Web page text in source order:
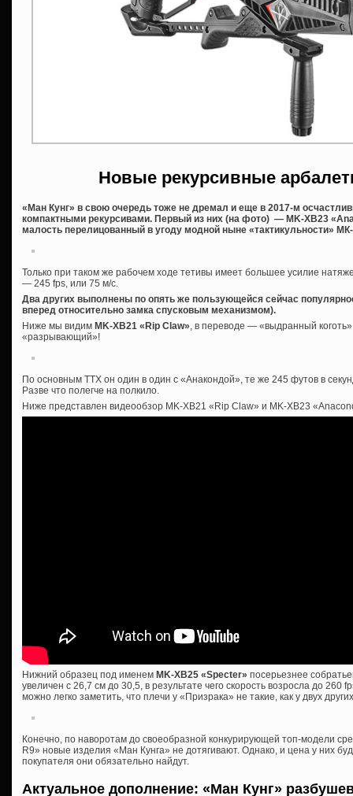
Новые рекурсивные
«Ман Кунг» в свою очередь тоже не дремал и еще в 2017-м
компактными рекурсивами. Первый из них (на фото) — MK-XB23
малость перелицованный в угоду модной ныне «тактикульности»
Только при таком же рабочем ходе тетивы имеет большее усилие
— 245 fps, или 75 м/с.
Два других выполнены по опять же пользующейся сейчас
вперед относительно замка спусковым механизмом).
Ниже мы видим MK-XB21 «Rip Claw», в переводе — «выдранный
«разрывающий»!
По основным ТТХ он один в один с «Анакондой», те же 245 футов в
Разве что полегче на полкило.
Ниже представлен видеообзор MK-XB21 «Rip Claw» и MK-XB23
Нижний образец под именем MK-XB25 «Specter» посерьезнее
увеличен с 26,7 см до 30,5, в результате чего скорость возросла до 260
можно легко заметить, что плечи у «Призрака» не такие, как у двух
Конечно, по наворотам до своеобразной конкурирующей топ-модели
R9» новые изделия «Ман Кунга» не дотягивают. Однако, и цена у них
покупателя они обязательно найдут.
Актуальное дополнение: «Ман Кунг»